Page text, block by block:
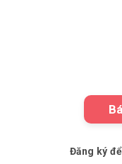
Đăng ký